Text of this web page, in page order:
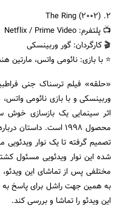
۲. The Ring (2002)
📺 پلتفرم: Netflix / Prime Video
🎬 کارگردان: گور وربینسکی
⭐ با بازی: نائومی واتس، مارتین
وربینسکی و با بازی نائومی
اثر سینمایی یک بازسازی خوش
محصول 1998 است.
تصمیم گرفته تا یک نوار
شده این نوار ویدئویی مسئول
مختلفی پس از تماشای این
به همین جهت راشل برای پاسخ به
این ویدئو را تماشا و بررسی کند.